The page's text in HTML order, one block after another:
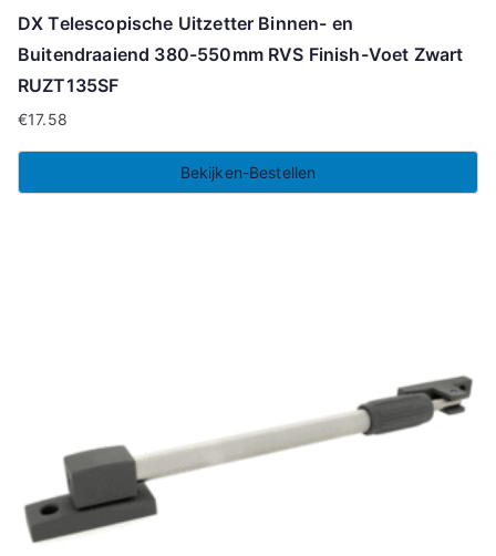
DX Telescopische Uitzetter Binnen- en
Buitendraaiend 380-550mm RVS Finish-Voet Zwart
RUZT135SF
€17.58
Bekijken-Bestellen